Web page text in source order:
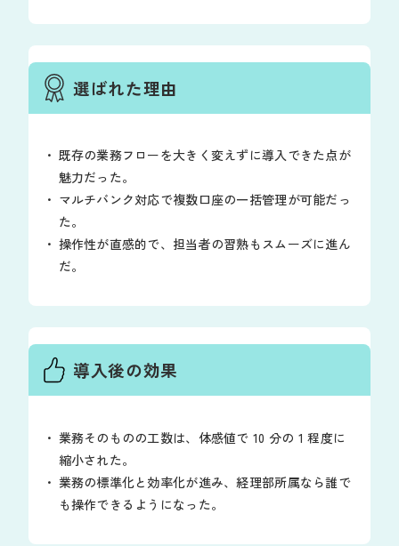
選ばれた理由
既存の業務フローを大きく変えずに導入できた点が
魅力だった。
マルチバンク対応で複数口座の一括管理が可能だっ
た。
操作性が直感的で、担当者の習熟もスムーズに進ん
だ。
導入後の効果
業務そのものの工数は、体感値で 10 分の 1 程度に
縮小された。
業務の標準化と効率化が進み、経理部所属なら誰で
も操作できるようになった。